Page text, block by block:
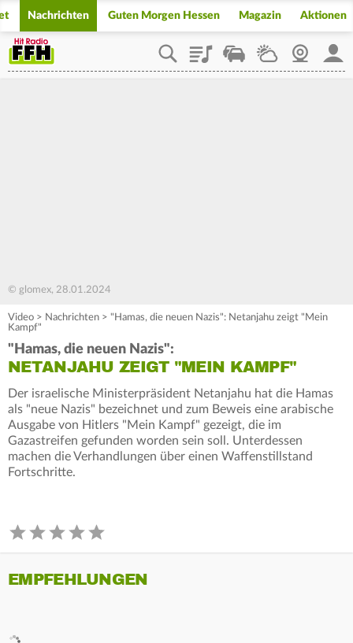
Nachrichten Guten Morgen Hessen Magazin Aktionen
PlaylistStaupilotWetterWebcam
© glomex, 28.01.2024
Video > Nachrichten > "Hamas, die neuen Nazis": Netanjahu zeigt "Mein
Kampf"
"Hamas, die neuen Nazis":
NETANJAHU ZEIGT "MEIN KAMPF"
Der israelische Ministerpräsident Netanjahu hat die Hamas
als "neue Nazis" bezeichnet und zum Beweis eine arabische
Ausgabe von Hitlers "Mein Kampf" gezeigt, die im
Gazastreifen gefunden worden sein soll. Unterdessen
machen die Verhandlungen über einen Waffenstillstand
Fortschritte.
EMPFEHLUNGEN